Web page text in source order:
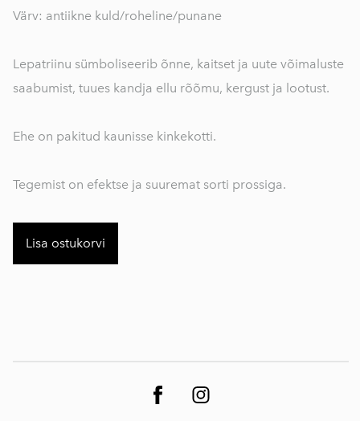
Värv: antiikne kuld/roheline/punane
Lepatriinu sümboliseerib õnne, kaitset ja uute võimaluste
saabumist, tuues kandja ellu rõõmu, kergust ja lootust.
Ehe on pakitud kaunisse kinkekotti.
Tegemist on efektse ja suuremat sorti prossiga.
Lisa ostukorvi